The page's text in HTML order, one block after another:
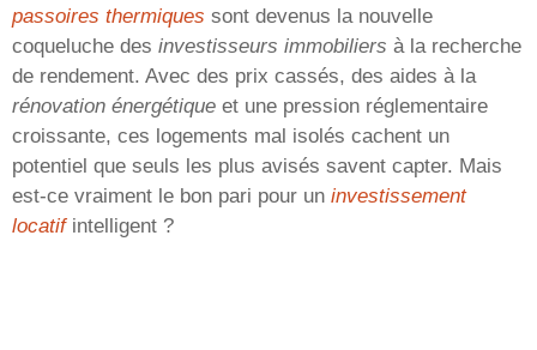
passoires thermiques sont devenus la nouvelle
coqueluche des investisseurs immobiliers à la recherche
de rendement. Avec des prix cassés, des aides à la
rénovation énergétique et une pression réglementaire
croissante, ces logements mal isolés cachent un
potentiel que seuls les plus avisés savent capter. Mais
est-ce vraiment le bon pari pour un investissement
locatifintelligent ?